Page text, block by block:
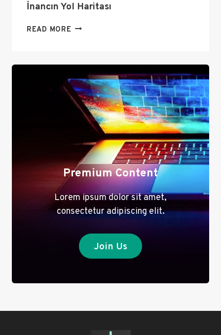
İnancın Yol Haritası
READ MORE ŞÜPHEDEN
DEĞIŞTIRECEK
ÖZGÜVEN
VE
POZITIF
İNANCIN
HARITASI
Premium Content
Lorem ipsum dolor sit amet,
consectetur adipiscing elit.
Join Us